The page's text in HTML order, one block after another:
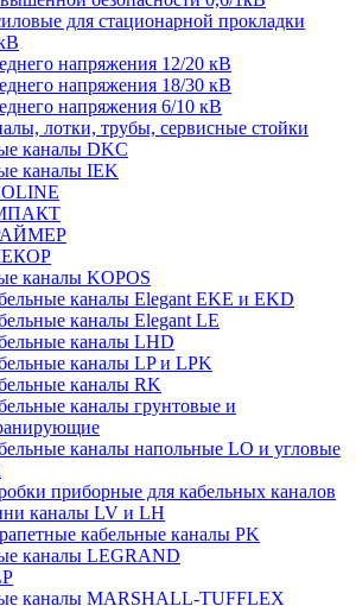
для стационарной прокладки
напряжения 12/20 кВ
напряжения 18/30 кВ
напряжения 6/10 кВ
лотки, трубы, сервисные стойки
каналы DKC
каналы IEK
каналы KOPOS
каналы Elegant EKE и EKD
каналы Elegant LE
каналы LHD
каналы LP и LPK
каналы RK
каналы грунтовые и
каналы напольные LO и угловые
приборные для кабельных каналов
каналы LV и LH
кабельные каналы PK
каналы LEGRAND
каналы MARSHALL-TUFFLEX